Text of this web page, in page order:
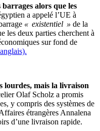
alors que les
a appelé l’UE à
« existentiel » de la
les deux parties cherchent à
sur fond de
lourdes, mais la livraison
Olaf Scholz a promis
y compris des systèmes de
étrangères Annalena
d’une livraison rapide.